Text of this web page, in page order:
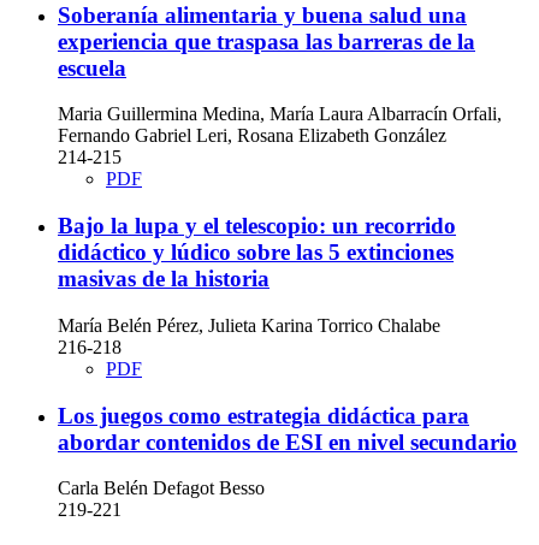
Soberanía alimentaria y buena salud una
experiencia que traspasa las barreras de la
escuela
Maria Guillermina Medina, María Laura Albarracín Orfali,
Fernando Gabriel Leri, Rosana Elizabeth González
214-215
PDF
Bajo la lupa y el telescopio: un recorrido
didáctico y lúdico sobre las 5 extinciones
masivas de la historia
María Belén Pérez, Julieta Karina Torrico Chalabe
216-218
PDF
Los juegos como estrategia didáctica para
abordar contenidos de ESI en nivel secundario
Carla Belén Defagot Besso
219-221